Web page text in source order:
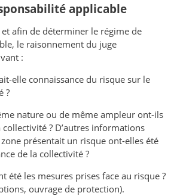
applicable
afin de déterminer le régime de
le raisonnement du juge
:
elle connaissance du risque sur le
?
nature ou de même ampleur ont-ils
? D’autres informations
présentait un risque ont-elles été
de la collectivité ?
été les mesures prises face au risque ?
ouvrage de protection).